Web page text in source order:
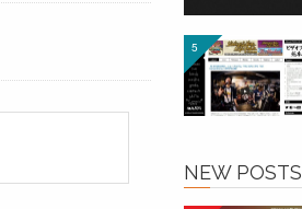
NEW POSTS